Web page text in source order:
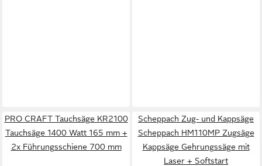
PRO CRAFT Tauchsäge KR2100
Tauchsäge 1400 Watt 165 mm +
2x Führungsschiene 700 mm
Scheppach Zug- und Kappsäge
Scheppach HM110MP Zugsäge
Kappsäge Gehrungssäge mit
Laser + Softstart